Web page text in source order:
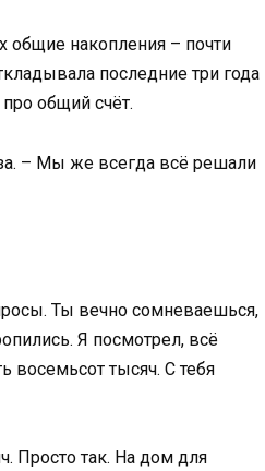
общие накопления – почти
последние три года
общий счёт.
– Мы же всегда всё решали
Ты вечно сомневаешься,
Я посмотрел, всё
восемьсот тысяч. С тебя
Просто так. На дом для